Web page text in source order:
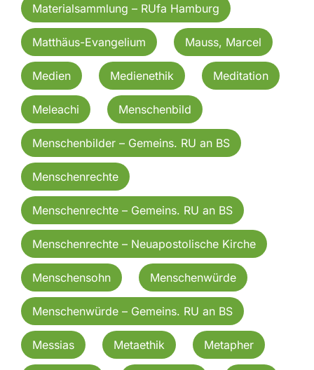
Materialsammlung – RUfa Hamburg
Matthäus-Evangelium Mauss, Marcel
Medien Medienethik Meditation
Meleachi Menschenbild
Menschenbilder – Gemeins. RU an BS
Menschenrechte
Menschenrechte – Gemeins. RU an BS
Menschenrechte – Neuapostolische Kirche
Menschensohn Menschenwürde
Menschenwürde – Gemeins. RU an BS
Messias Metaethik Metapher